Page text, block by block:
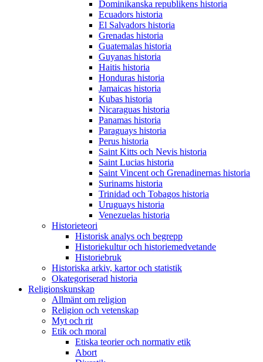
Dominikanska republikens historia
Ecuadors historia
El Salvadors historia
Grenadas historia
Guatemalas historia
Guyanas historia
Haitis historia
Honduras historia
Jamaicas historia
Kubas historia
Nicaraguas historia
Panamas historia
Paraguays historia
Perus historia
Saint Kitts och Nevis historia
Saint Lucias historia
Saint Vincent och Grenadinernas historia
Surinams historia
Trinidad och Tobagos historia
Uruguays historia
Venezuelas historia
Historieteori
Historisk analys och begrepp
Historiekultur och historiemedvetande
Historiebruk
Historiska arkiv, kartor och statistik
Okategoriserad historia
Religionskunskap
Allmänt om religion
Religion och vetenskap
Myt och rit
Etik och moral
Etiska teorier och normativ etik
Abort